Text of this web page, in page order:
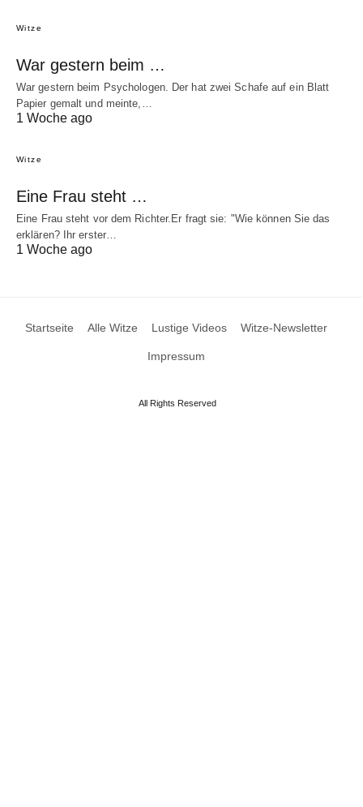
Witze
War gestern beim …
War gestern beim Psychologen. Der hat zwei Schafe auf ein Blatt
Papier gemalt und meinte,…
1 Woche ago
Witze
Eine Frau steht …
Eine Frau steht vor dem Richter.Er fragt sie: "Wie können Sie das
erklären? Ihr erster…
1 Woche ago
Startseite Alle Witze Lustige Videos Witze-Newsletter
Impressum
All Rights Reserved